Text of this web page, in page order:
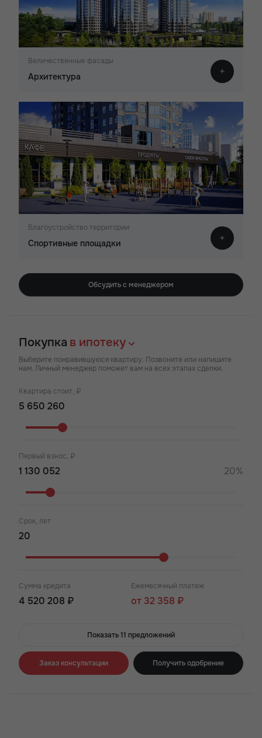
Величественные фасады
Архитектура
Благоустройство территории
Спортивные площадки
Обсудить с менеджером
Покупка в ипотеку
Выберите понравившуюся квартиру. Позвоните или напишите
нам. Личный менеджер поможет вам на всех этапах сделки.
Квартира стоит, ₽
Первый взнос, ₽
20%
Срок, лет
Сумма кредита
4 520 208 ₽
Ежемесячный платеж
от 32 358 ₽
Показать 11 предложений
Заказ консультации Получить одобрение